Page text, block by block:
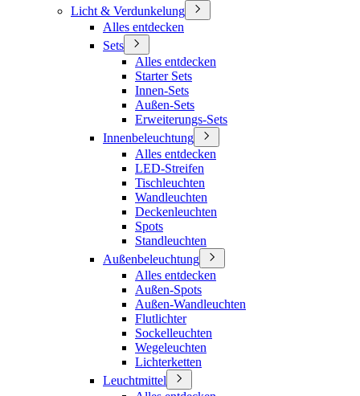
Licht & Verdunkelung
Alles entdecken
Sets
Alles entdecken
Starter Sets
Innen-Sets
Außen-Sets
Erweiterungs-Sets
Innenbeleuchtung
Alles entdecken
LED-Streifen
Tischleuchten
Wandleuchten
Deckenleuchten
Spots
Standleuchten
Außenbeleuchtung
Alles entdecken
Außen-Spots
Außen-Wandleuchten
Flutlichter
Sockelleuchten
Wegeleuchten
Lichterketten
Leuchtmittel